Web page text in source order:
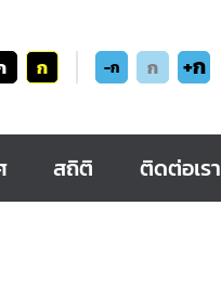
ก -ก ก +ก
สถิติ ติดต่อเรา